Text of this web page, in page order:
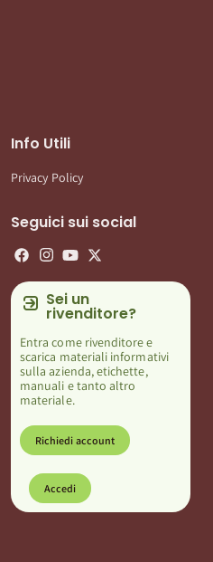
Info Utili
Privacy Policy
Seguici sui social
Sei un
rivenditore?
Entra come rivenditore e
scarica materiali informativi
sulla azienda, etichette,
manuali e tanto altro
materiale.
Richiedi account
Accedi